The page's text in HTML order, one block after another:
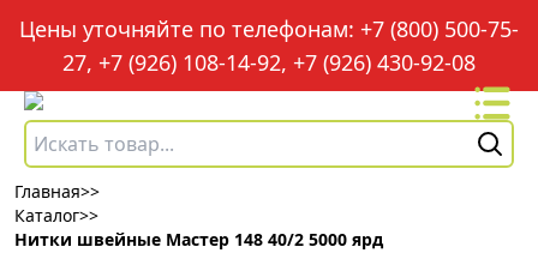
Цены уточняйте по телефонам: +7 (800) 500-75-
27, +7 (926) 108-14-92, +7 (926) 430-92-08
Главная>>
Каталог>>
Нитки швейные Мастер 148 40/2 5000 ярд